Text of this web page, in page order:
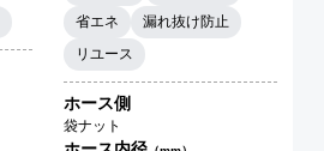
省エネ
漏れ抜け防止
リユース
ホース側
袋ナット